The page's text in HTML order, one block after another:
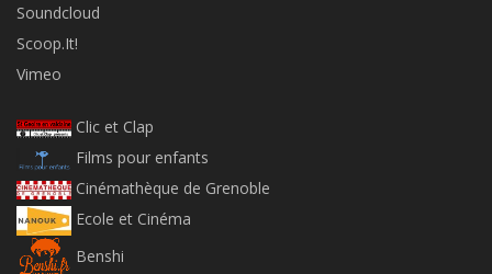
Soundcloud
Scoop.It!
Vimeo
Clic et Clap
Films pour enfants
Cinémathèque de Grenoble
Ecole et Cinéma
Benshi